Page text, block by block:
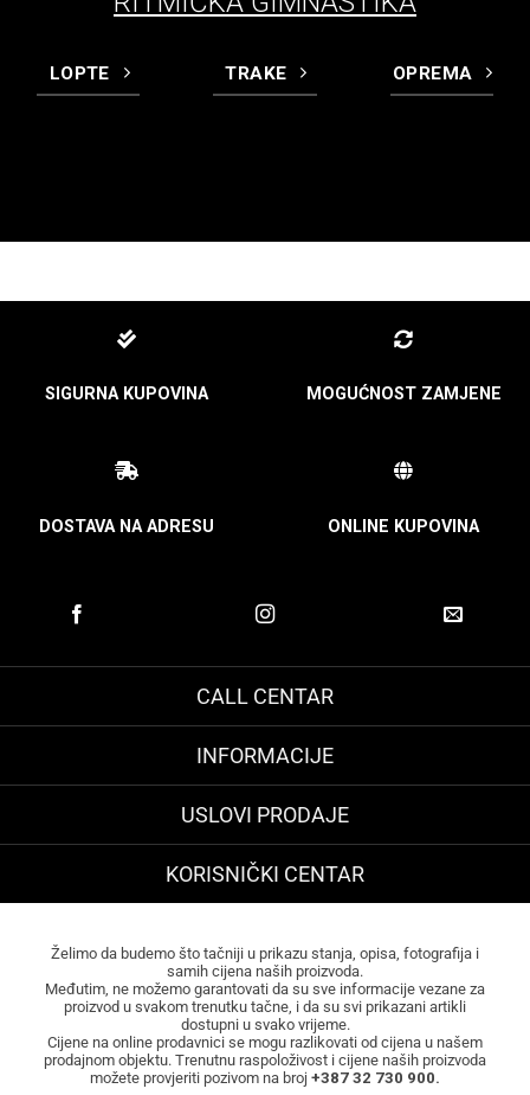
LOPTE TRAKE OPREMA
SIGURNA KUPOVINA MOGUĆNOST ZAMJENE
DOSTAVA NA ADRESU ONLINE KUPOVINA
CALL CENTAR
INFORMACIJE
USLOVI PRODAJE
KORISNIČKI CENTAR
Želimo da budemo što tačniji u prikazu stanja, opisa, fotografija i
samih cijena naših proizvoda.
Međutim, ne možemo garantovati da su sve informacije vezane za
proizvod u svakom trenutku tačne, i da su svi prikazani artikli
dostupni u svako vrijeme.
Cijene na online prodavnici se mogu razlikovati od cijena u našem
prodajnom objektu. Trenutnu raspoloživost i cijene naših proizvoda
možete provjeriti pozivom na broj +387 32 730 900.